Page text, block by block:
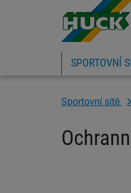
SPORTOVNÍ
Sportovní sítě